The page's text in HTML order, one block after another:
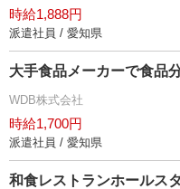
時給1,888円
派遣社員 / 愛知県
大手食品メーカーで食品
WDB株式会社
時給1,700円
派遣社員 / 愛知県
和食レストランホールス